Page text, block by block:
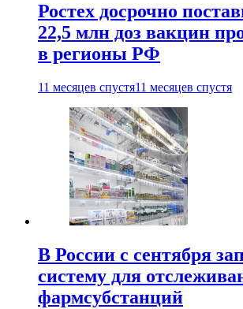
Ростех досрочно
22,5 млн доз вакцин
в регионы РФ
11 месяцев спустя11 месяцев спустя
В России с сентября
систему для
фармсубстанций